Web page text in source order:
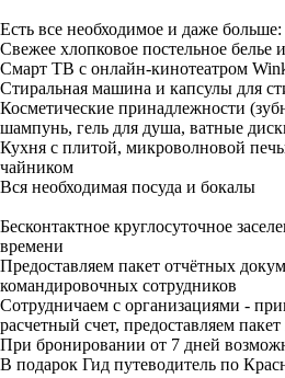
Есть все необходимое и даже больше:
Свежее хлопковое постельное белье
Смарт ТВ с онлайн-кинотеатром
Стиральная машина и капсулы для
Косметические принадлежности
шампунь, гель для душа, ватные
Кухня с плитой, микроволновой
чайником
Вся необходимая посуда и бокалы
Бесконтактное круглосуточное
времени
Предоставляем пакет отчётных
командировочных сотрудников
Сотрудничаем с организациями -
расчетный счет, предоставляем
При бронировании от 7 дней
В подарок Гид путеводитель по